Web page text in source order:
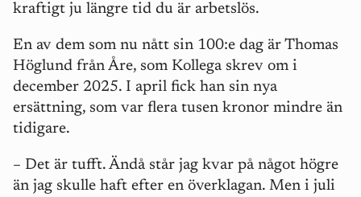
kraftigt ju längre tid du är arbetslös.
En av dem som nu nått sin 100:e dag är Thomas
Höglund från Åre, som Kollega skrev om i
december 2025. I april fick han sin nya
ersättning, som var flera tusen kronor mindre än
tidigare.
– Det är tufft. Ändå står jag kvar på något högre
än jag skulle haft efter en överklagan. Men i juli